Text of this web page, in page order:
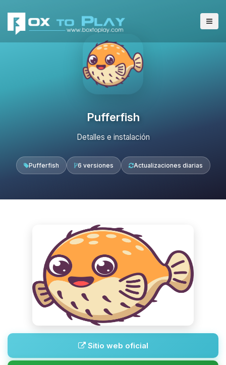
Pufferfish
Detalles e instalación
Pufferfish 6 versiones Actualizaciones diarias
Sitio web oficial